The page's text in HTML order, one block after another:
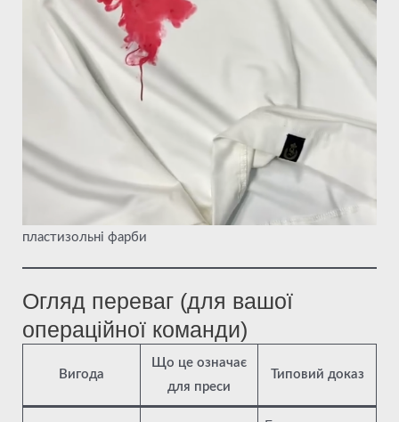
пластизольні фарби
Огляд переваг (для вашої
операційної команди)
Вигода
Що це означає
для преси
Типовий доказ